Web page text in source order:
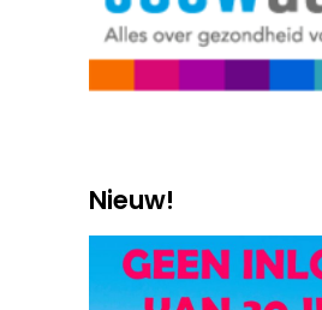
Nieuw!